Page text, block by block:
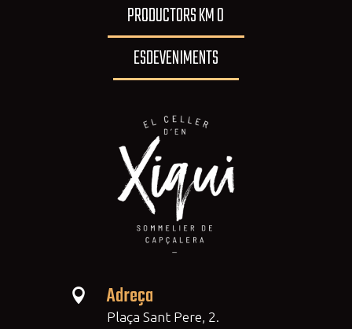
PRODUCTORS KM 0
ESDEVENIMENTS
 Adreça
Plaça Sant Pere, 2.